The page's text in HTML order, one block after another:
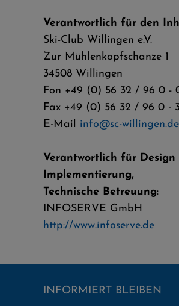
Verantwortlich für den
Ski-Club Willingen e.V.
Zur Mühlenkopfschanze 1
34508 Willingen
Fon +49 (0) 56 32 / 96 0 -
Fax +49 (0) 56 32 / 96 0 -
E-Mail info@sc-willingen.de
Verantwortlich für Design
Implementierung,
Technische Betreuung:
INFOSERVE GmbH
http://www.infoserve.de
INFORMIERT BLEIBEN